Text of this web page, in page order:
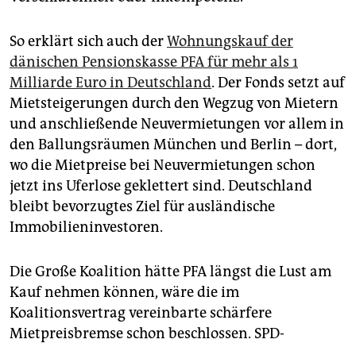
So erklärt sich auch derWohnungskauf der
dänischen Pensionskasse PFA für mehr als 1
Milliarde Euro in Deutschland. Der Fonds setzt auf
Mietsteigerungen durch den Wegzug von Mietern
und anschließende Neu­vermietungen vor allem in
den Ballungsräumen München und Berlin – dort,
wo die Mietpreise bei Neu­vermietungen schon
jetzt ins Uferlose geklettert sind. Deutschland
bleibt bevorzugtes Ziel für ausländische
Immobilieninvestoren.
Die Große Koalition hätte PFA längst die Lust am
Kauf nehmen können, wäre die im
Koalitionsvertrag vereinbarte schärfere
Mietpreisbremse schon beschlossen. SPD-